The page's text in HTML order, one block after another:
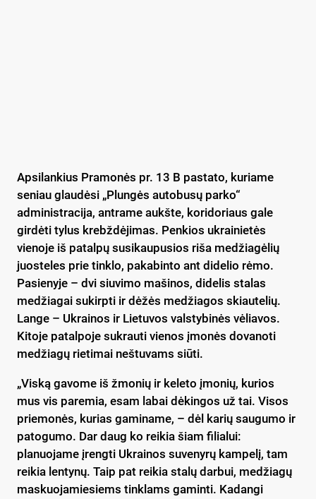
Apsilankius Pramonės pr. 13 B pastato, kuriame
seniau glaudėsi „Plungės autobusų parko“
administracija, antrame aukšte, koridoriaus gale
girdėti tylus krebždėjimas. Penkios ukrainietės
vienoje iš patalpų susikaupusios riša medžiagėlių
juosteles prie tinklo, pakabinto ant didelio rėmo.
Pasienyje – dvi siuvimo mašinos, didelis stalas
medžiagai sukirpti ir dėžės medžiagos skiautelių.
Lange – Ukrainos ir Lietuvos valstybinės vėliavos.
Kitoje patalpoje sukrauti vienos įmonės dovanoti
medžiagų rietimai neštuvams siūti.
„Viską gavome iš žmonių ir keleto įmonių, kurios
mus vis paremia, esam labai dėkingos už tai. Visos
priemonės, kurias gaminame, – dėl karių saugumo ir
patogumo. Dar daug ko reikia šiam filialui:
planuojame įrengti Ukrainos suvenyrų kampelį, tam
reikia lentynų. Taip pat reikia stalų darbui, medžiagų
maskuojamiesiems tinklams gaminti. Kadangi